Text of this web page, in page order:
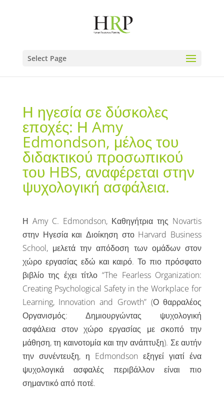
Select Page
Η ηγεσία σε δύσκολες
εποχές: Η Amy
Edmondson, μέλος του
διδακτικού προσωπικού
του HBS, αναφέρεται στην
ψυχολογική ασφάλεια.
Η Amy C. Edmondson, Καθηγήτρια της Novartis
στην Ηγεσία και Διοίκηση στο Harvard Business
School, μελετά την απόδοση των ομάδων στον
χώρο εργασίας εδώ και καιρό. Το πιο πρόσφατο
βιβλίο της έχει τίτλο “The Fearless Organization:
Creating Psychological Safety in the Workplace for
Learning, Innovation and Growth” (Ο θαρραλέος
Οργανισμός: Δημιουργώντας ψυχολογική
ασφάλεια στον χώρο εργασίας με σκοπό την
μάθηση, τη καινοτομία και την ανάπτυξη). Σε αυτήν
την συνέντευξη, η Edmondson εξηγεί γιατί ένα
ψυχολογικά ασφαλές περιβάλλον είναι πιο
σημαντικό από ποτέ.